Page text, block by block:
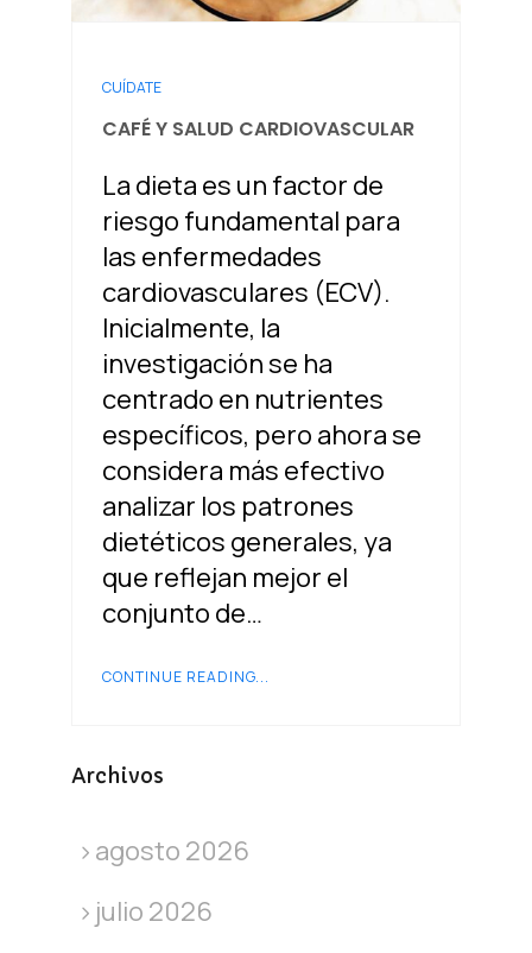
CUÍDATE
CAFÉ Y SALUD CARDIOVASCULAR
La dieta es un factor de
riesgo fundamental para
las enfermedades
cardiovasculares (ECV).
Inicialmente, la
investigación se ha
centrado en nutrientes
específicos, pero ahora se
considera más efectivo
analizar los patrones
dietéticos generales, ya
que reflejan mejor el
conjunto de…
CONTINUE READING...
Archivos
agosto 2026
julio 2026